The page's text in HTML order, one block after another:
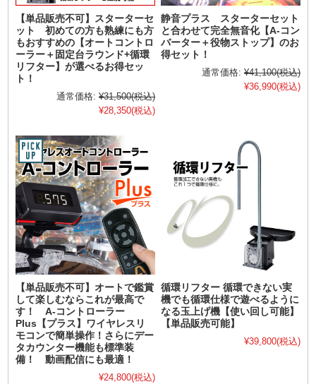
【単品販売不可】スターターセ
ット 初めての方も熟練にも方
もおすすめの【オートコントロ
ーラー＋固定台ラウンド+循環
リフター】が選べるお得セッ
ト！
通常価格: ¥31,500(税込)
¥28,350(税込)
静音プラス スターターセット
と合わせて完全無音化【A-コン
バーター＋役物ストップ】のお
得セット！
通常価格: ¥41,100(税込)
¥36,990(税込)
【単品販売不可】オートで鑑賞
して楽しむならこれが最高で
す！ A-コントローラー
Plus【プラス】ワイヤレスリ
モコンで簡単操作！さらにデー
タカウンター機能も標準装
備！ 動画配信にも最適！
¥24,800(税込)
循環リフター 循環できない実
機でも循環仕様で遊べるように
なる玉上げ機【使い回し可能】
【単品販売可能】
¥39,800(税込)